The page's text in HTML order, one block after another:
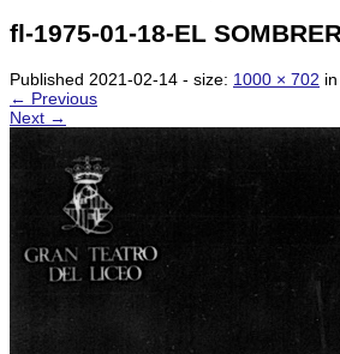
fl-1975-01-18-EL
Published 2021-02-14 - size: 1000 × 702 in
← Previous
Next →